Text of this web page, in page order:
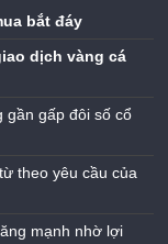
bắt đáy
dịch vàng cá
gần gấp đôi số cổ
theo yêu cầu của
mạnh nhờ lợi